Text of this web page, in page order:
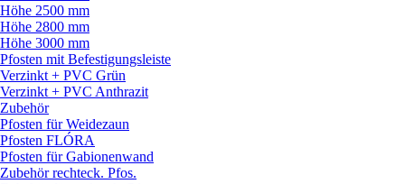
Höhe 2500 mm
Höhe 2800 mm
Höhe 3000 mm
Pfosten mit Befestigungsleiste
Verzinkt + PVC Grün
Verzinkt + PVC Anthrazit
Zubehör
Pfosten für Weidezaun
Pfosten FLÓRA
Pfosten für Gabionenwand
Zubehör rechteck. Pfos.